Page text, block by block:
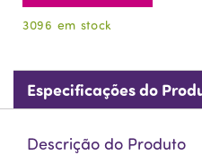
3096 em stock
Especificações do
Descrição do Produto